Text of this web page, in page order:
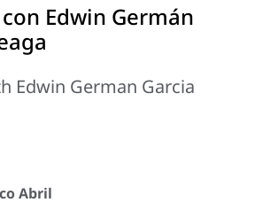
Edwin Germán
Edwin German Garcia
Abril